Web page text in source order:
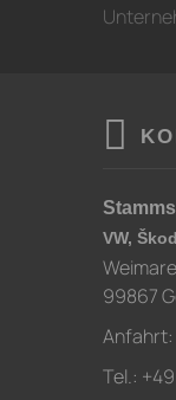
VW,
99867
Anfahrt:
Tel.: